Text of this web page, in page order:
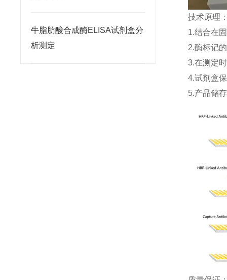
牛脂肪酸合成酶ELISA试剂盒分
析测定
技术原理
1.结合在
2.酶标记
3.在测定
4.试剂盒
5.产品储